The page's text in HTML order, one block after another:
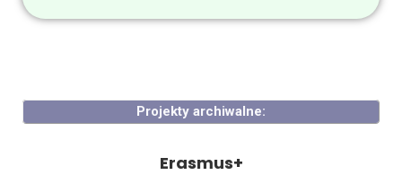
Projekty archiwalne:
Erasmus+